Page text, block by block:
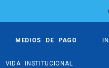
MEDIOS DE PAGO
VIDA INSTITUCIONAL